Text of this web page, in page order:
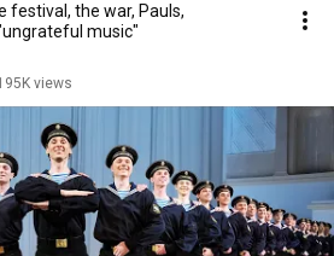
festival, the war, Pauls,
music"
views